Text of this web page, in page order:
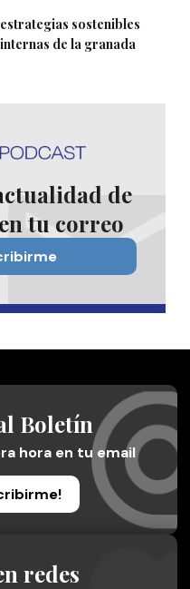
sostenibles
de la granada
de
tu correo
Boletín
hora en tu email
redes